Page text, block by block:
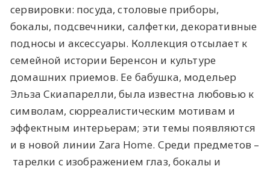
сервировки: посуда, столовые приборы,
бокалы, подсвечники, салфетки, декоративные
подносы и аксессуары. Коллекция отсылает к
семейной истории Беренсон и культуре
домашних приемов. Ее бабушка, модельер
Эльза Скиапарелли, была известна любовью к
символам, сюрреалистическим мотивам и
эффектным интерьерам; эти темы появляются
и в новой линии Zara Home. Среди предметов –
тарелки с изображением глаз, бокалы и